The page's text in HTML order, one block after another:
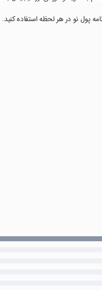
پول نو در هر لحظه استفاده کنید.